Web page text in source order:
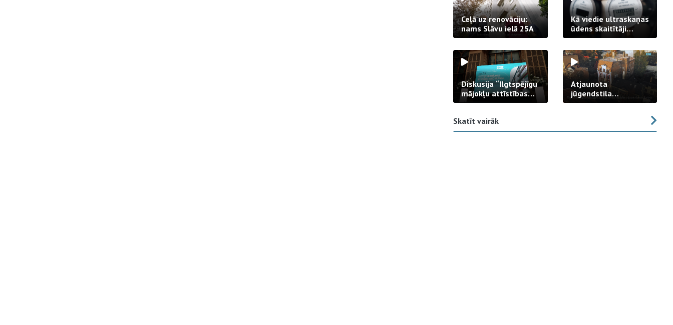
Ceļā uz renovāciju:
nams Slāvu ielā 25A
Kā viedie ultraskaņas
ūdens skaitītāji
strādā praksē
Diskusija “Ilgtspējīgu
mājokļu attīstības
izaicinājums”
Atjaunota
jūgendstila
arhitektūras pērles
Skatīt vairāk